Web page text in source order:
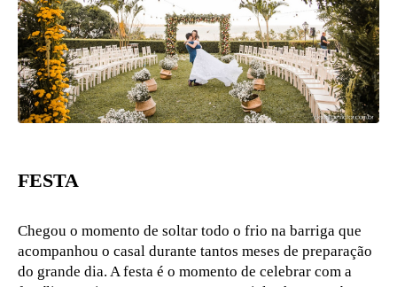
FESTA
Chegou o momento de soltar todo o frio na barriga que
acompanhou o casal durante tantos meses de preparação
do grande dia. A festa é o momento de celebrar com a